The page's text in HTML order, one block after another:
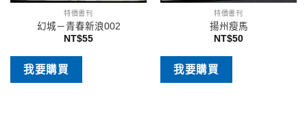
特價書刊
幻城－青春新浪002
NT$55
我要購買
特價書刊
揚州瘦馬
NT$50
我要購買